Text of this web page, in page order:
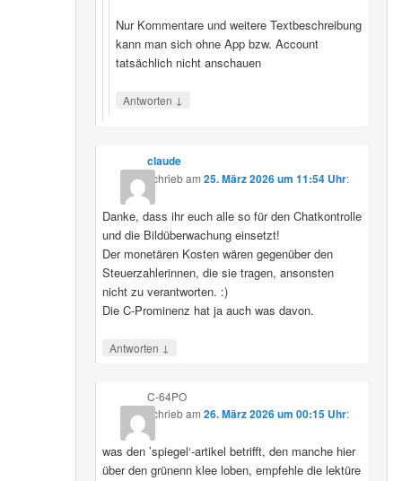
Nur Kommentare und weitere Textbeschreibung
kann man sich ohne App bzw. Account
tatsächlich nicht anschauen
Antworten ↓
claude
schriebam 25. März 2026 um 11:54 Uhr:
Danke, dass ihr euch alle so für den Chatkontrolle
und die Bildüberwachung einsetzt!
Der monetären Kosten wären gegenüber den
Steuerzahlerinnen, die sie tragen, ansonsten
nicht zu verantworten. :)
Die C-Prominenz hat ja auch was davon.
Antworten ↓
C-64PO
schriebam 26. März 2026 um 00:15 Uhr:
was den ’spiegel‘-artikel betrifft, den manche hier
über den grünenn klee loben, empfehle die lektüre